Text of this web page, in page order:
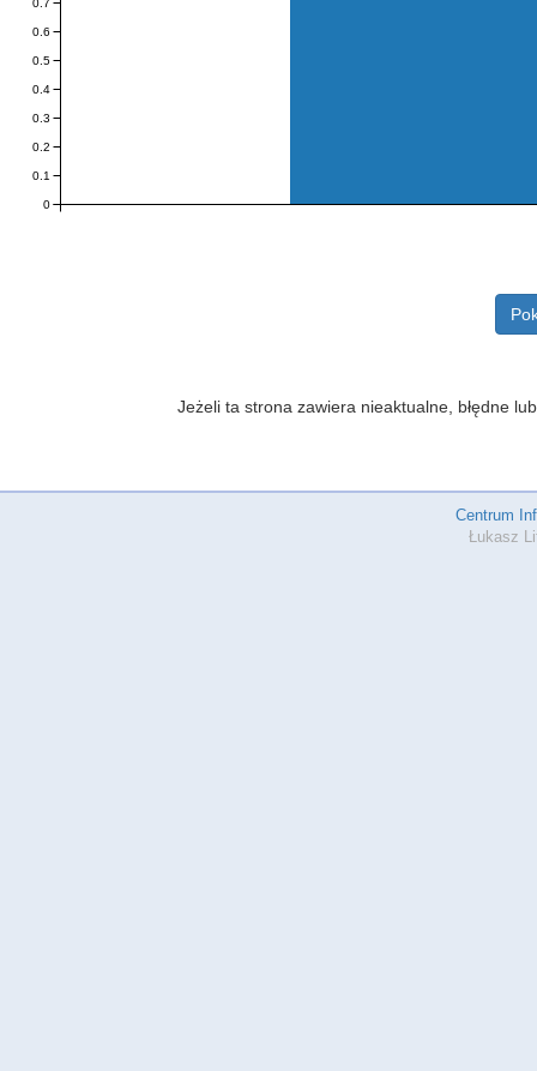
0
0.1
0.2
0.3
0.4
0.5
0.6
Jeżeli ta strona zawiera nieaktualne, błędne
Centrum
Łukasz